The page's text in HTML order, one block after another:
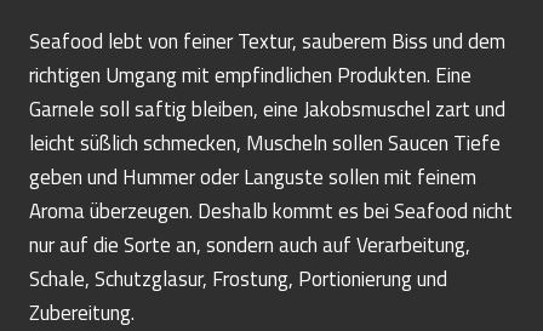
Seafood lebt von feiner Textur, sauberem Biss und dem
richtigen Umgang mit empfindlichen Produkten. Eine
Garnele soll saftig bleiben, eine Jakobsmuschel zart und
leicht süßlich schmecken, Muscheln sollen Saucen Tiefe
geben und Hummer oder Languste sollen mit feinem
Aroma überzeugen. Deshalb kommt es bei Seafood nicht
nur auf die Sorte an, sondern auch auf Verarbeitung,
Schale, Schutzglasur, Frostung, Portionierung und
Zubereitung.